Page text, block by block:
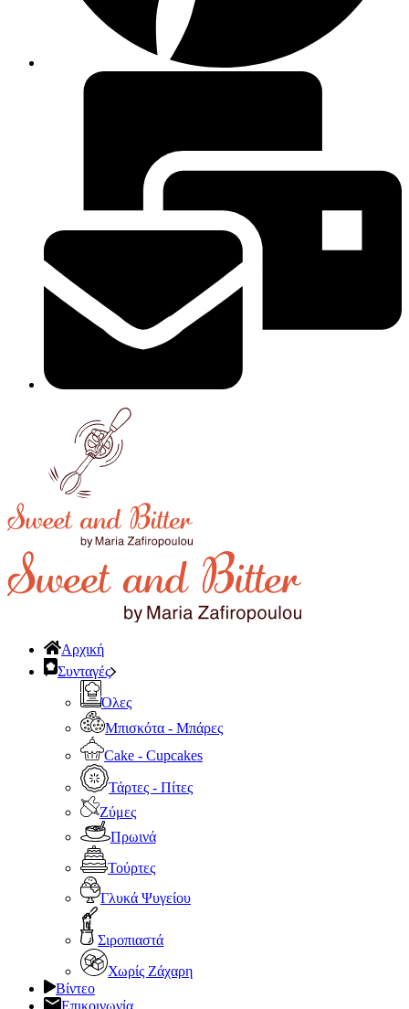
Αρχική
Συνταγές
Όλες
Μπισκότα - Μπάρες
Cake - Cupcakes
Τάρτες - Πίτες
Ζύμες
Πρωινά
Τούρτες
Γλυκά Ψυγείου
Σιροπιαστά
Χωρίς Ζάχαρη
Βίντεο